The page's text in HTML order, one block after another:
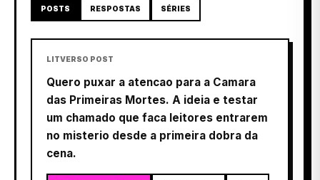
POSTS RESPOSTAS SÉRIES
LITVERSO POST
Quero puxar a atencao para a Camara
das Primeiras Mortes. A ideia e testar
um chamado que faca leitores entrarem
no misterio desde a primeira dobra da
cena.